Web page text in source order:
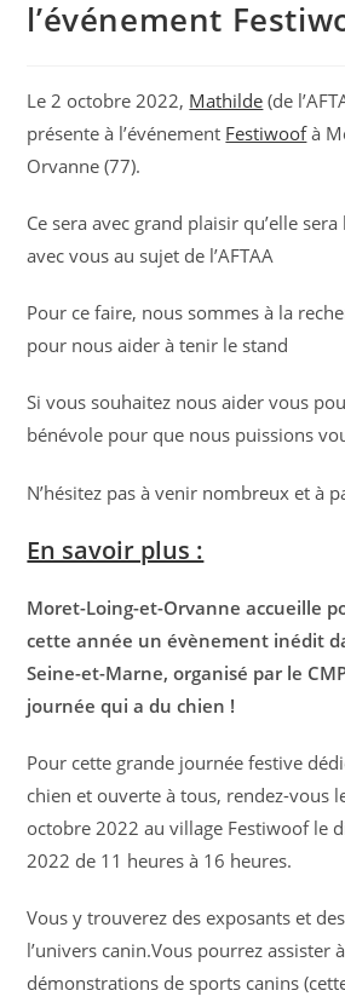
l’événement
Le 2 octobre 2022, Mathilde (de
présente à l’événement Festiwoofà
Orvanne (77).
Ce sera avec grand plaisir qu’elle
avec vous au sujet de l’AFTAA
Pour ce faire, nous sommes à la
pour nous aider à tenir le stand
Si vous souhaitez nous aider vous
bénévole pour que nous puissions
N’hésitez pas à venir nombreux et à
En savoir plus :
Moret-Loing-et-Orvanne accueille
cette année un évènement inédit
Seine-et-Marne, organisé par le
journée qui a du chien !
Pour cette grande journée festive
chien et ouverte à tous, rendez-vous
octobre 2022 au village Festiwoof le
2022 de 11 heures à 16 heures.
Vous y trouverez des exposants et
l’univers canin.Vous pourrez assister
démonstrations de sports canins